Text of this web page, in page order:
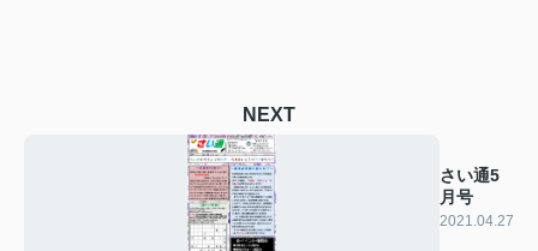
NEXT
さい通5
月号
2021.04.27